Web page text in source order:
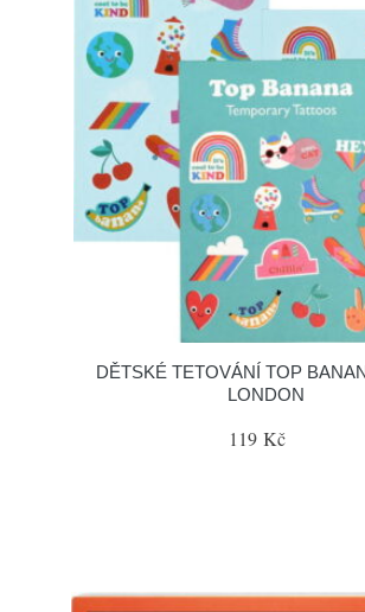
DĚTSKÉ TETOVÁNÍ TOP
LONDON
119 Kč